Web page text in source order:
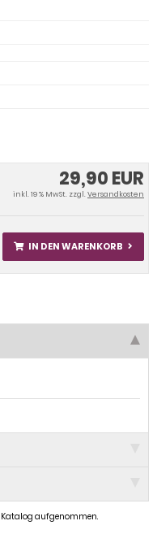
29,90 EUR
inkl. 19 % MwSt. zzgl.Versandkosten
IN DEN WARENKORB
Katalog aufgenommen.